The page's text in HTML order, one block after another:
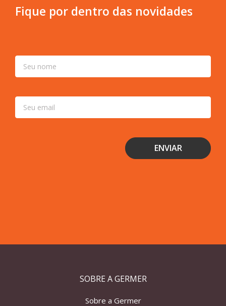
Fique por dentro das novidades
SOBRE A GERMER
Sobre a Germer